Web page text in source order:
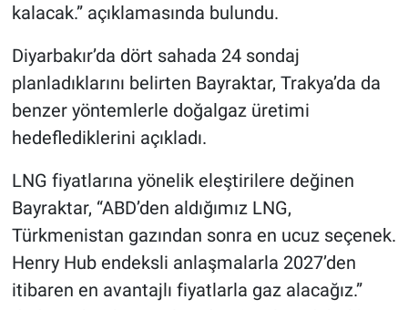
kalacak.” açıklamasında bulundu.
Diyarbakır’da dört sahada 24 sondaj
planladıklarını belirten Bayraktar, Trakya’da da
benzer yöntemlerle doğalgaz üretimi
hedeflediklerini açıkladı.
LNG fiyatlarına yönelik eleştirilere değinen
Bayraktar, “ABD’den aldığımız LNG,
Türkmenistan gazından sonra en ucuz seçenek.
Henry Hub endeksli anlaşmalarla 2027’den
itibaren en avantajlı fiyatlarla gaz alacağız.”